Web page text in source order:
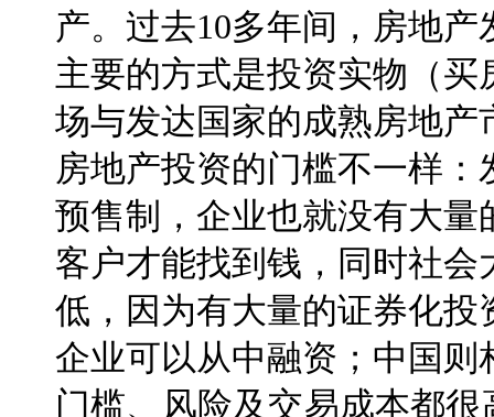
产。过去10多年间，房地
主要的方式是投资实物（
场与发达国家的成熟房地
房地产投资的门槛不一样
预售制，企业也就没有大
客户才能找到钱，同时社
低，因为有大量的证券化
企业可以从中融资；中国
门槛、风险及交易成本都